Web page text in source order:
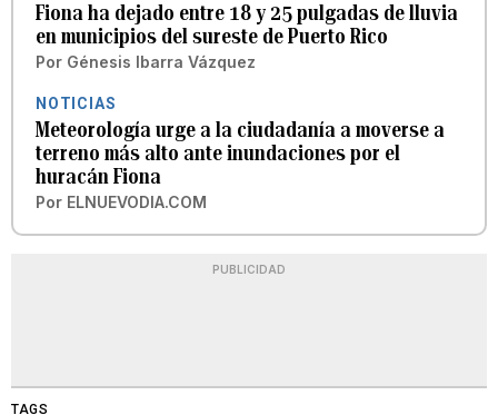
Fiona ha dejado entre 18 y 25 pulgadas de lluvia
en municipios del sureste de Puerto Rico
Por Génesis Ibarra Vázquez
NOTICIAS
Meteorología urge a la ciudadanía a moverse a
terreno más alto ante inundaciones por el
huracán Fiona
Por ELNUEVODIA.COM
PUBLICIDAD
TAGS